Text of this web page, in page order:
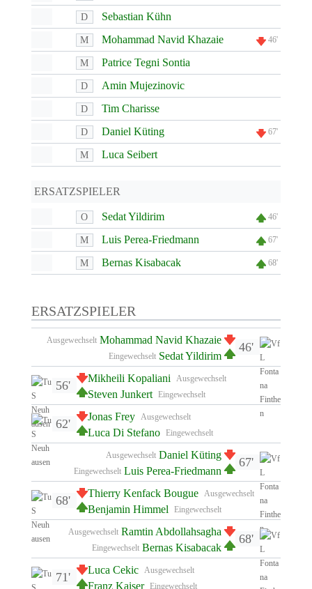
D Sebastian Kühn
M Mohammad Navid Khazaie 46'
M Patrice Tegni Sontia
D Amin Mujezinovic
D Tim Charisse
D Daniel Küting 67'
M Luca Seibert
ERSATZSPIELER
O Sedat Yildirim 46'
M Luis Perea-Friedmann 67'
M Bernas Kisabacak 68'
ERSATZSPIELER
46'
Ausgewechselt Mohammad Navid Khazaie
Eingewechselt Sedat Yildirim
Ausgewechselt
Mikheili Kopaliani
Eingewechselt
Steven Junkert
56'
Ausgewechselt
Jonas Frey
Eingewechselt
Luca Di Stefano
62'
67'
Ausgewechselt Daniel Küting
Eingewechselt Luis Perea-Friedmann
Ausgewechselt
Thierry Kenfack Bougue
Eingewechselt
Benjamin Himmel
68'
68'
Ausgewechselt Ramtin Abdollahsagha
Eingewechselt Bernas Kisabacak
Ausgewechselt
Luca Cekic
Eingewechselt
Franz Kaiser
71'